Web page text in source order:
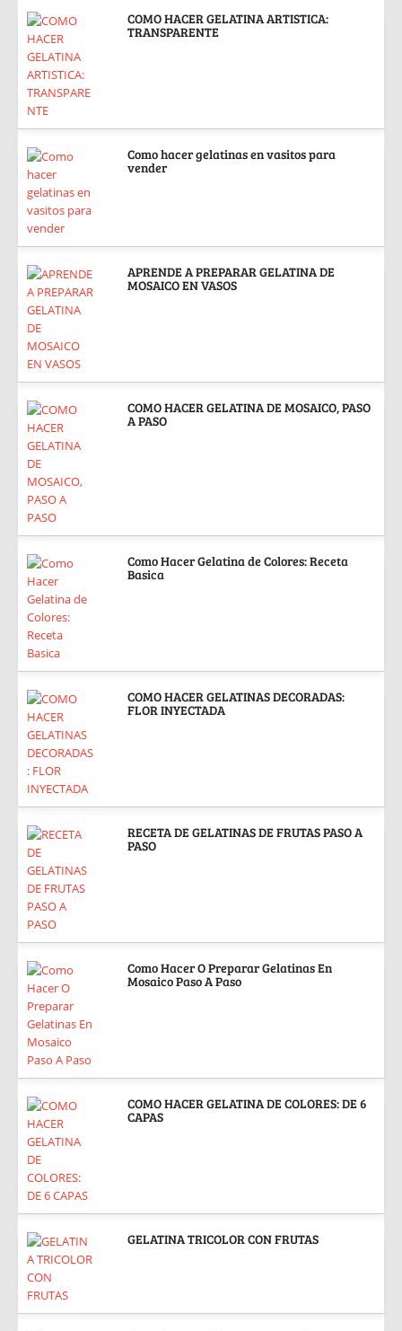
COMO HACER GELATINA ARTISTICA:
TRANSPARENTE
Como hacer gelatinas en vasitos para
vender
APRENDE A PREPARAR GELATINA DE
MOSAICO EN VASOS
COMO HACER GELATINA DE MOSAICO, PASO
A PASO
Como Hacer Gelatina de Colores: Receta
Basica
COMO HACER GELATINAS DECORADAS:
FLOR INYECTADA
RECETA DE GELATINAS DE FRUTAS PASO A
PASO
Como Hacer O Preparar Gelatinas En
Mosaico Paso A Paso
COMO HACER GELATINA DE COLORES: DE 6
CAPAS
GELATINA TRICOLOR CON FRUTAS